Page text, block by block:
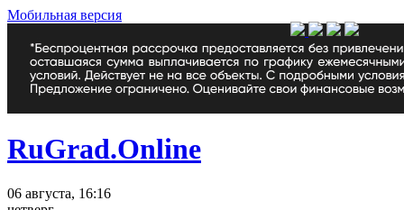
Мобильная версия
RuGrad.Online
06 августа, 16:16